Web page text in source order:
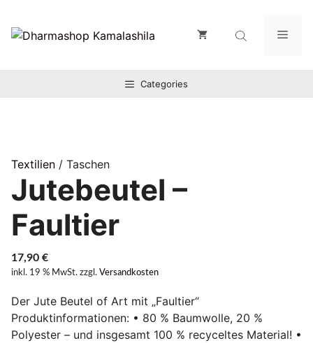
Inhalt
springen
Categories
Textilien / Taschen
Jutebeutel –
Faultier
17,90 €
inkl. 19 % MwSt. zzgl. Versandkosten
Der Jute Beutel of Art mit „Faultier“
Produktinformationen: • 80 % Baumwolle, 20 %
Polyester – und insgesamt 100 % recyceltes Material! •